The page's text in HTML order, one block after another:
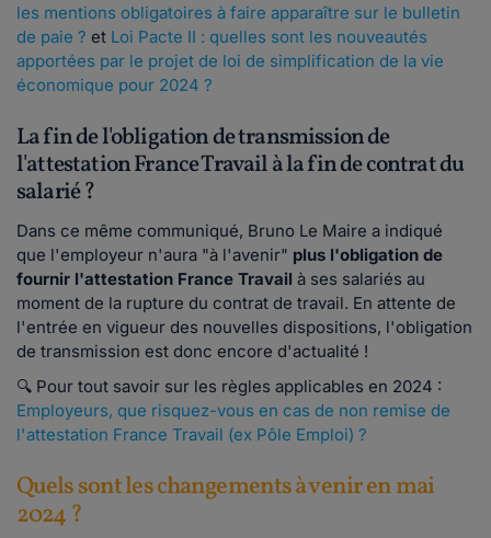
les mentions obligatoires à faire apparaître sur le bulletin
de paie ? et Loi Pacte II : quelles sont les nouveautés
apportées par le projet de loi de simplification de la vie
économique pour 2024 ?
La fin de l'obligation de transmission de
l'attestation France Travail à la fin de contrat du
salarié ?
Dans ce même communiqué, Bruno Le Maire a indiqué
que l'employeur n'aura "à l'avenir" plus l'obligation de
fournir l'attestation France Travail à ses salariés au
moment de la rupture du contrat de travail. En attente de
l'entrée en vigueur des nouvelles dispositions, l'obligation
de transmission est donc encore d'actualité !
🔍 Pour tout savoir sur les règles applicables en 2024 :
Employeurs, que risquez-vous en cas de non remise de
l'attestation France Travail (ex Pôle Emploi) ?
Quels sont les changements à venir en mai
2024 ?